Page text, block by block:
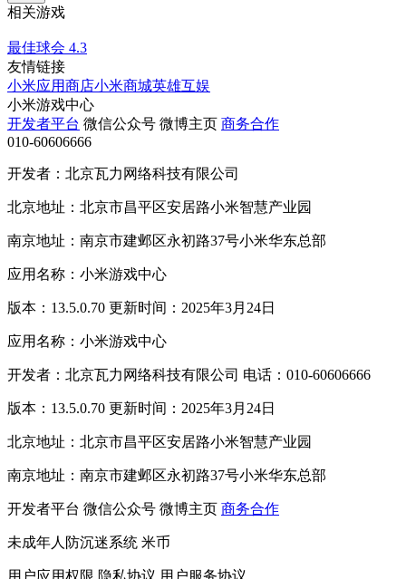
相关游戏
最佳球会 4.3
友情链接
小米应用商店小米商城英雄互娱
小米游戏中心
开发者平台 微信公众号 微博主页 商务合作
010-60606666
开发者：北京瓦力网络科技有限公司
北京地址：北京市昌平区安居路小米智慧产业园
南京地址：南京市建邺区永初路37号小米华东总部
应用名称：小米游戏中心
版本：13.5.0.70 更新时间：2025年3月24日
应用名称：小米游戏中心
开发者：北京瓦力网络科技有限公司 电话：010-60606666
版本：13.5.0.70 更新时间：2025年3月24日
北京地址：北京市昌平区安居路小米智慧产业园
南京地址：南京市建邺区永初路37号小米华东总部
开发者平台 微信公众号 微博主页 商务合作
未成年人防沉迷系统 米币
用户应用权限 隐私协议 用户服务协议